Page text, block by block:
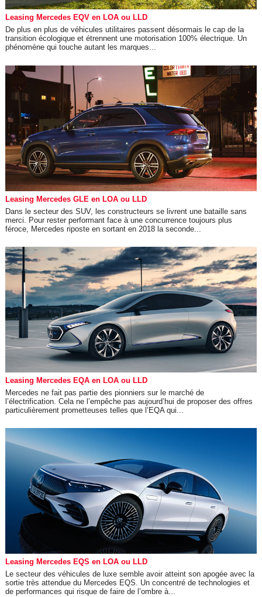
Leasing Mercedes EQV en LOA ou LLD
De plus en plus de véhicules utilitaires passent désormais le cap de la
transition écologique et étrennent une motorisation 100% électrique. Un
phénomène qui touche autant les marques...
Leasing Mercedes GLE en LOA ou LLD
Dans le secteur des SUV, les constructeurs se livrent une bataille sans
merci. Pour rester performant face à une concurrence toujours plus
féroce, Mercedes riposte en sortant en 2018 la seconde...
Leasing Mercedes EQA en LOA ou LLD
Mercedes ne fait pas partie des pionniers sur le marché de
l’électrification. Cela ne l’empêche pas aujourd’hui de proposer des offres
particulièrement prometteuses telles que l’EQA qui...
Leasing Mercedes EQS en LOA ou LLD
Le secteur des véhicules de luxe semble avoir atteint son apogée avec la
sortie très attendue du Mercedes EQS. Un concentré de technologies et
de performances qui risque de faire de l’ombre à...